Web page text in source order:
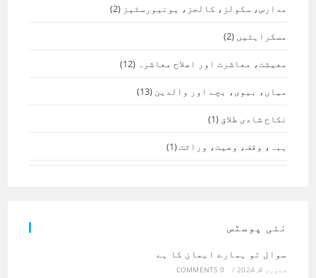
مدارس، سکولز، کالجز، یونیورسٹیز (2)
مسکراہٹیں (2)
معیشت، معاشرت اور اصلاح معاشرہ (12)
میاں، بیوی، بچے اور والدین (13)
نکاح شادی طلاق (1)
ہبہ، وقف، وصیت، وراثت(1)
نئی پوسٹس
سوال تو ہمارے ایمان کا ہے
جنوری 4, 2024 /
0 COMMENTS